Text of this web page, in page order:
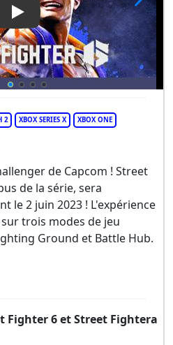
Play Video: Street Fighter 6
2 XBOX SERIES X XBOX ONE
de Capcom ! Street
de la série, sera
le 2 juin 2023 ! L'expérience
trois modes de jeu
Ground et Battle Hub.
Fighter 6 et Street Fightera